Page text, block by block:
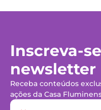
Inscreva-
newsletter
Receba conteúdos
ações da Casa